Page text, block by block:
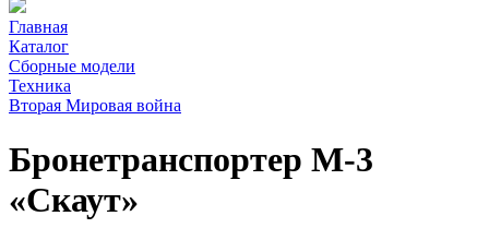
Главная
Каталог
Сборные модели
Техника
Вторая Мировая война
Бронетранспортер М-3
«Скаут»